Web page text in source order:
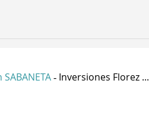
- Inversiones Florez ...